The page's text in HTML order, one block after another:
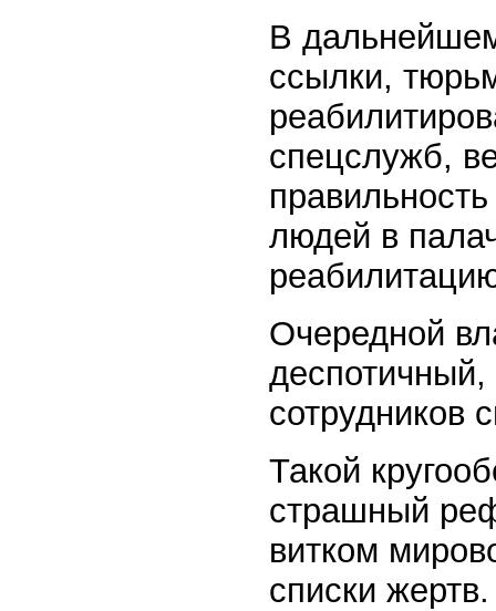
В
ссылки,
спецслужб,
людей в
Очередной
сотрудников
Такой
страшный
витком
списки жертв.